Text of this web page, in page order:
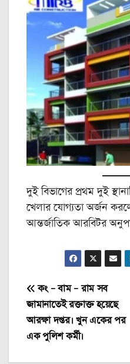
দুই বিভাগের প্রথম দুই
খেলার যোগ্যতা অর্জন
আন্তর্জাতিক আরবিটর অনুপম
Post
navigation
কং – বাম – রাম সব
জামানাতেই রক্তাক্ত হয়েছে
আরক্ষা দপ্তর। খুন একের পর
এক পুলিশ কর্মী।